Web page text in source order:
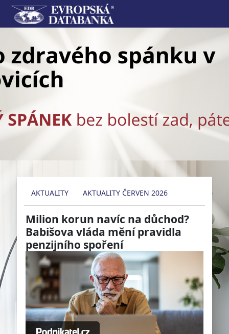
AKTUALITY AKTUALITY ČERVEN 2026
Milion korun navíc na důchod?
Babišova vláda mění pravidla
penzijního spoření